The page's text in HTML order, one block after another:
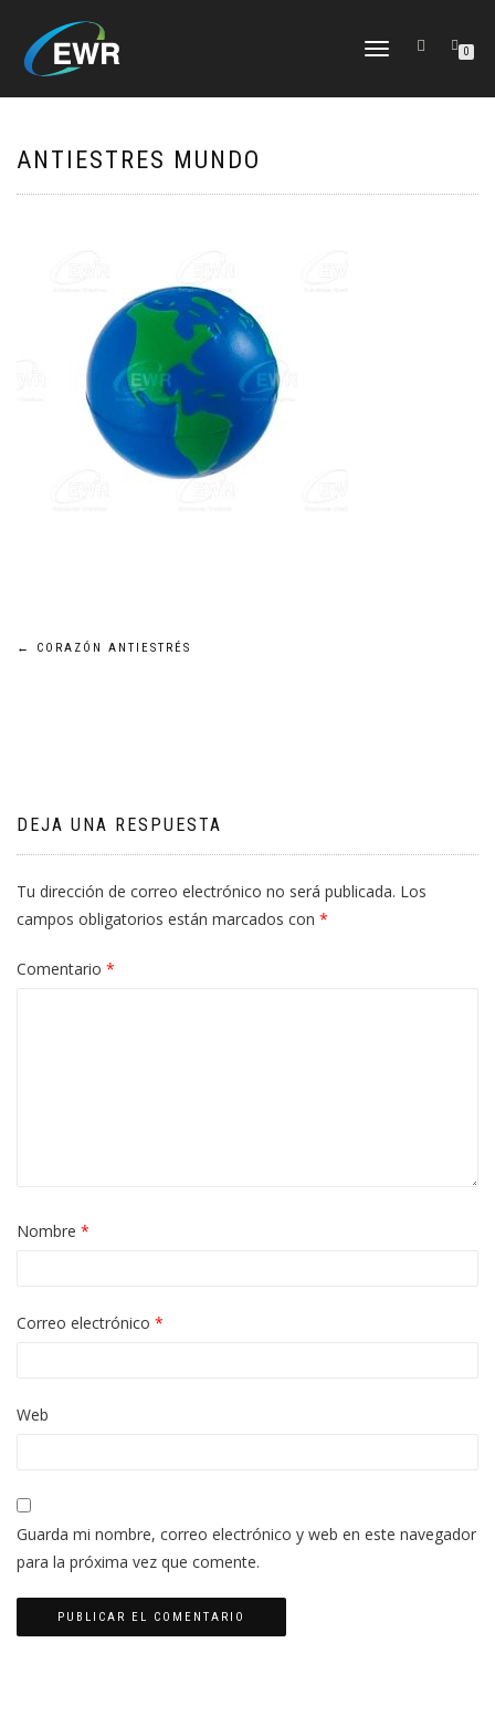
CAMBIAR
0
ANTIESTRES MUNDO
Navegación
← CORAZÓN ANTIESTRÉS
DEJA UNA RESPUESTA
Tu dirección de correo electrónico no será publicada. Los
campos obligatorios están marcados con *
Comentario *
Nombre *
Correo electrónico *
Web
Guarda mi nombre, correo electrónico y web en este navegador
para la próxima vez que comente.